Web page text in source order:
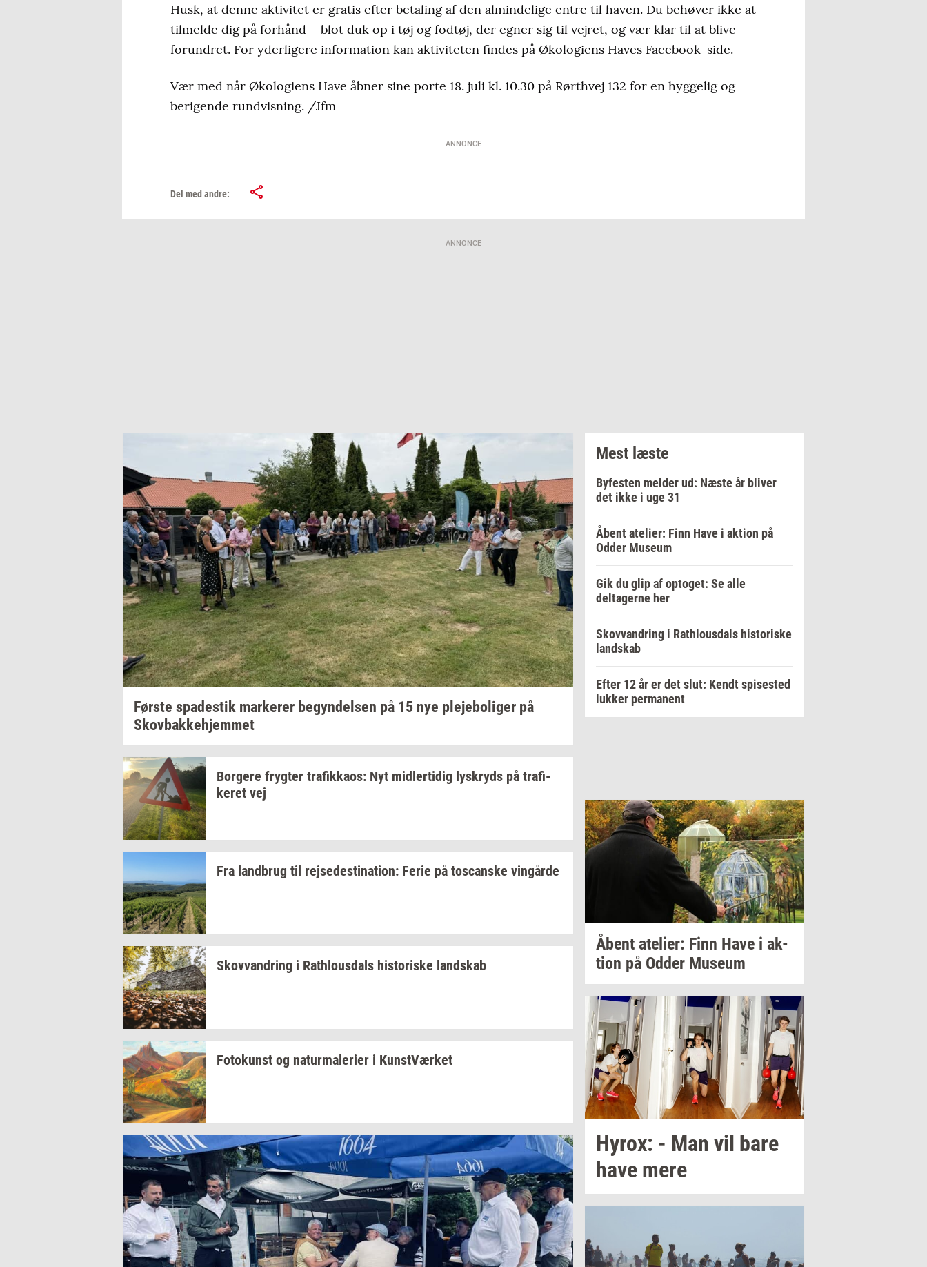
Husk, at denne aktivitet er gratis efter betaling af den almindelige entre til haven. Du behøver ikke at
tilmelde dig på forhånd – blot duk op i tøj og fodtøj, der egner sig til vejret, og vær klar til at blive
forundret. For yderligere information kan aktiviteten findes på Økologiens Haves Facebook-side.
Vær med når Økologiens Have åbner sine porte 18. juli kl. 10.30 på Rørthvej 132 for en hyggelig og
berigende rundvisning. /Jfm
ANNONCE
Del med andre:
ANNONCE
Før­ste spa­destik mar­ke­rer be­gyn­del­sen på 15 nye ple­je­bo­li­ger på
Sko­v­bak­ke­hjem­met
Bor­ge­re fryg­ter tra­fik­ka­os: Nyt mid­ler­ti­dig lys­kryds på tra­fi­
ke­ret vej
Fra land­brug til rej­se­desti­na­tion: Ferie på toscan­ske vin­går­de
Sko­vvan­dring i Rat­hlous­dals hi­sto­ri­ske land­skab
Fo­to­kunst og na­tur­ma­le­ri­er i Kunst­Vær­ket
Mest læste
Byfesten melder ud: Næste år bliver
det ikke i uge 31
Åbent atelier: Finn Have i aktion på
Odder Museum
Gik du glip af optoget: Se alle
deltagerne her
Skovvandring i Rathlousdals historiske
landskab
Efter 12 år er det slut: Kendt spisested
lukker permanent
Åbent ate­li­er: Finn Have i ak­
tion på Odder Mu­se­um
Hyrox: - Man vil bare
have mere